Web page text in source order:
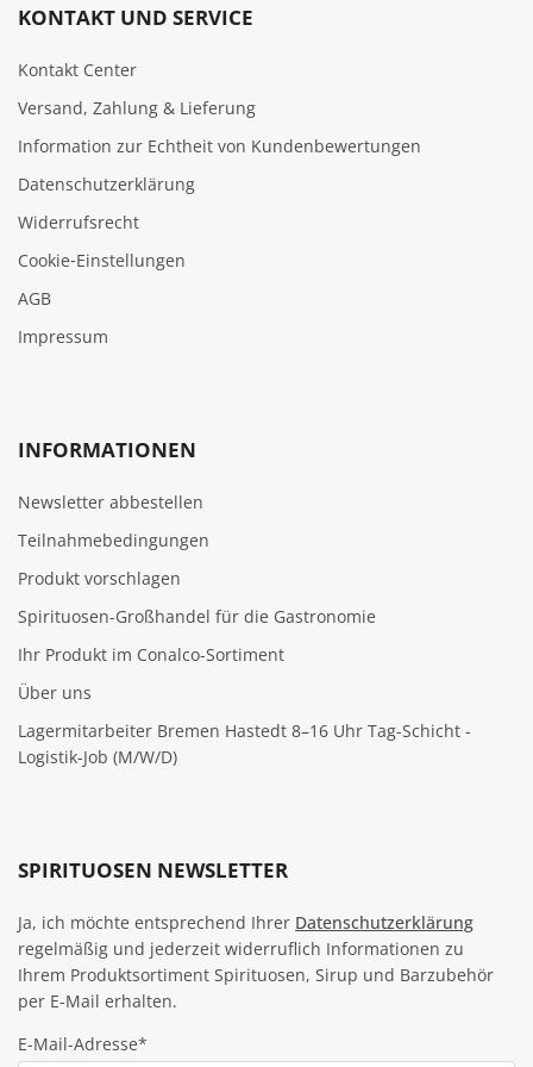
KONTAKT UND SERVICE
Kontakt Center
Versand, Zahlung & Lieferung
Information zur Echtheit von Kundenbewertungen
Datenschutzerklärung
Widerrufsrecht
Cookie‑Einstellungen
AGB
Impressum
INFORMATIONEN
Newsletter abbestellen
Teilnahmebedingungen
Produkt vorschlagen
Spirituosen-Großhandel für die Gastronomie
Ihr Produkt im Conalco-Sortiment
Über uns
Lagermitarbeiter Bremen Hastedt 8–16 Uhr Tag-Schicht -
Logistik-Job (M/W/D)
SPIRITUOSEN NEWSLETTER
Ja, ich möchte entsprechend Ihrer Datenschutzerklärung
regelmäßig und jederzeit widerruflich Informationen zu
Ihrem Produktsortiment Spirituosen, Sirup und Barzubehör
per E-Mail erhalten.
E-Mail-Adresse*